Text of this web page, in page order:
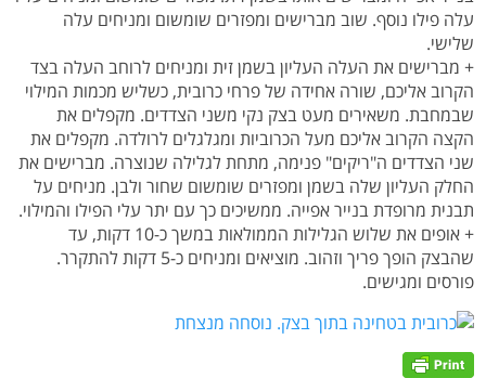
עלה פילו נוסף. שוב מברישים ומפזרים שומשום ומניחים עלה
שלישי.
+ מברישים את העלה העליון בשמן זית ומניחים לרוחב העלה בצד
הקרוב אליכם, שורה אחידה של פרחי כרובית, כשליש מכמות המילוי
שבמחבת. משאירים מעט בצק נקי משני הצדדים. מקפלים את
הקצה הקרוב אליכם מעל הכרוביות ומגלגלים לרולדה. מקפלים את
שני הצדדים ה"ריקים" פנימה, מתחת לגלילה שנוצרה. מברישים את
החלק העליון שלה בשמן ומפזרים שומשום שחור ולבן. מניחים על
תבנית מרופדת בנייר אפייה. ממשיכים כך עם יתר עלי הפילו והמילוי.
+ אופים את שלוש הגלילות הממולאות במשך כ-10 דקות, עד
שהבצק הופך פריך וזהוב. מוציאים ומניחים כ-5 דקות להתקרר.
פורסים ומגישים.